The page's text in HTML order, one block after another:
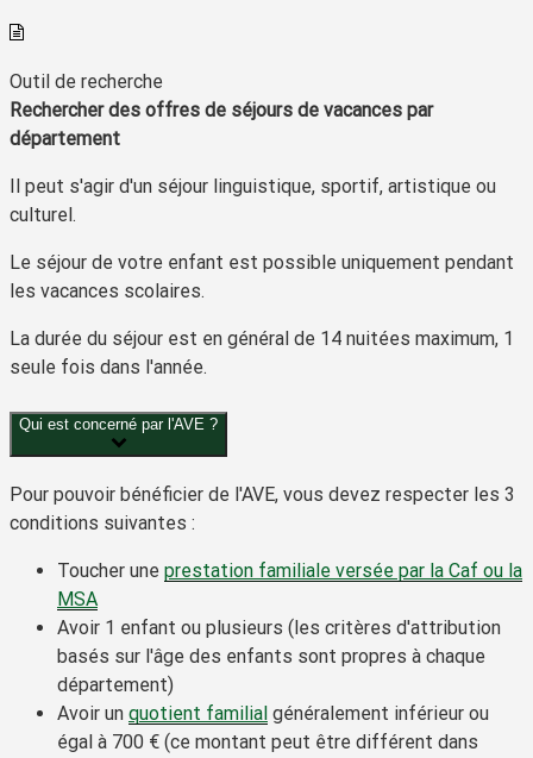
Outil de recherche
Rechercher des offres de séjours de vacances par
département
Il peut s'agir d'un séjour linguistique, sportif, artistique ou
culturel.
Le séjour de votre enfant est possible uniquement pendant
les vacances scolaires.
La durée du séjour est en général de 14 nuitées maximum, 1
seule fois dans l'année.
Qui est concerné par l'AVE ?
Pour pouvoir bénéficier de l'AVE, vous devez respecter les 3
conditions suivantes :
Toucher une prestation familiale versée par la Caf ou la
MSA
Avoir 1 enfant ou plusieurs (les critères d'attribution
basés sur l'âge des enfants sont propres à chaque
département)
Avoir un quotient familial généralement inférieur ou
égal à 700 € (ce montant peut être différent dans